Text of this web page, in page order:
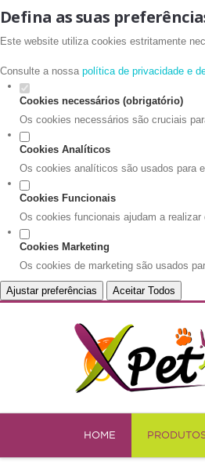
Defina as suas
Este website utiliza cookies estritamente
Consulte a nossa política de privacidade e
Cookies necessários (obrigatório)
Os cookies necessários são cruciais
Cookies Analíticos
Os cookies analíticos são usados para
Cookies Funcionais
Os cookies funcionais ajudam a
Cookies Marketing
Os cookies de marketing são usados
Ajustar preferências Aceitar Todos
HOME